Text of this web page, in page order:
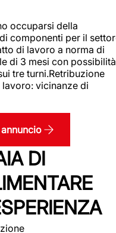
occuparsi della
componenti per il
di lavoro a norma di
di 3 mesi con possibilità
tre turni.Retribuzione
lavoro: vicinanze di
DI